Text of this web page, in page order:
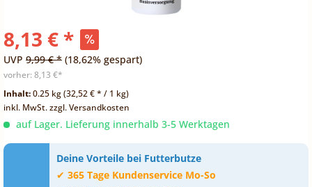
8,13 € *
UVP 9,99 € * (18,62% gespart)
vorher: 8,13 €*
Inhalt:0.25 kg (32,52 € * / 1 kg)
inkl. MwSt.zzgl. Versandkosten
auf Lager. Lieferung innerhalb 3-5 Werktagen
Deine Vorteile bei Futterbutze
✔ 365 Tage Kundenservice Mo-So